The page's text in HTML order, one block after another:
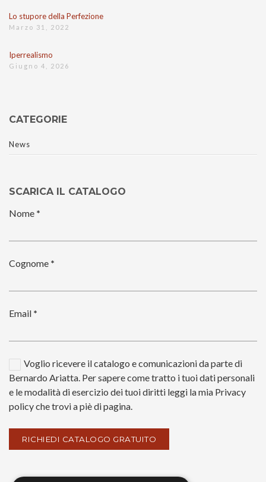
Lo stupore della Perfezione
Marzo 31, 2022
Iperrealismo
Giugno 4, 2026
CATEGORIE
News
SCARICA IL CATALOGO
Nome *
Cognome *
Email *
Voglio ricevere il catalogo e comunicazioni da parte di
Bernardo Ariatta. Per sapere come tratto i tuoi dati personali
e le modalità di esercizio dei tuoi diritti leggi la mia Privacy
policy che trovi a piè di pagina.